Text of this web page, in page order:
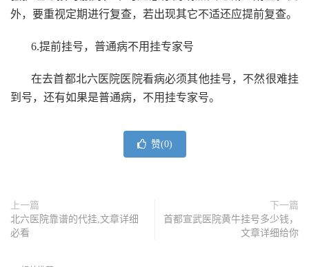
外，要重视定期进行复查，若出现其它不适还应提前复查。
6.提前挂号，普通病不用挂专家号
在去首都北六医院医院看病必须其他挂号，不然很难挂
到号，还有如果是普通病，不用挂专家号。
赞(0)
上一篇
北六医院靠谱的代挂,文章详细
必看
下一篇
首都宣武医院黄牛挂号多少钱，
文章详细给你